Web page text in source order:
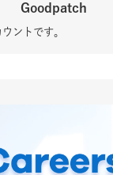
Goodpatch
ントです。